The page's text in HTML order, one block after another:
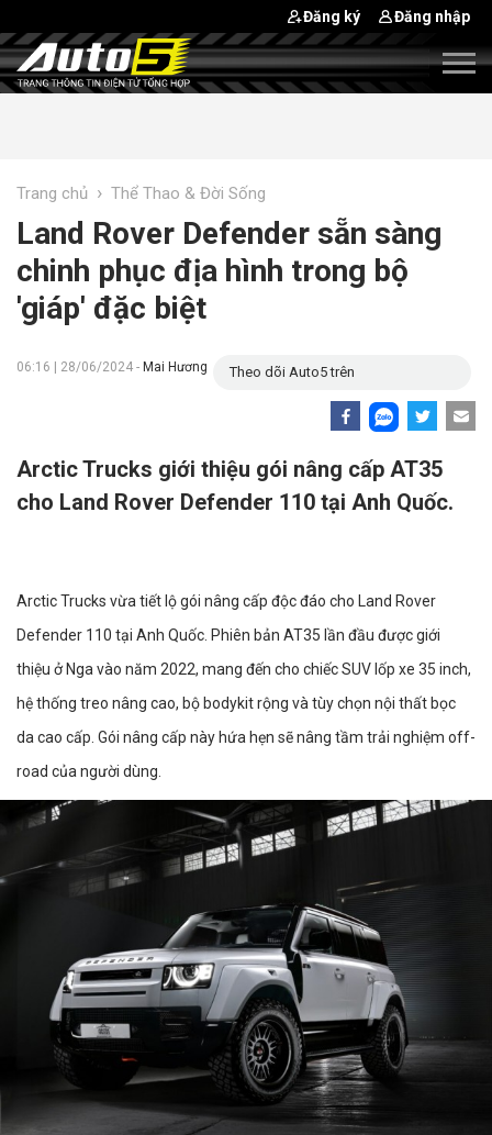
Đăng ký Đăng nhập
Trang chủ › Thể Thao & Đời Sống
Land Rover Defender sẵn sàng
chinh phục địa hình trong bộ
'giáp' đặc biệt
06:16 | 28/06/2024 - Mai Hương Theo dõi Auto5 trên
Arctic Trucks giới thiệu gói nâng cấp AT35
cho Land Rover Defender 110 tại Anh Quốc.
Arctic Trucks vừa tiết lộ gói nâng cấp độc đáo cho Land Rover
Defender 110 tại Anh Quốc. Phiên bản AT35 lần đầu được giới
thiệu ở Nga vào năm 2022, mang đến cho chiếc SUV lốp xe 35 inch,
hệ thống treo nâng cao, bộ bodykit rộng và tùy chọn nội thất bọc
da cao cấp. Gói nâng cấp này hứa hẹn sẽ nâng tầm trải nghiệm off-
road của người dùng.